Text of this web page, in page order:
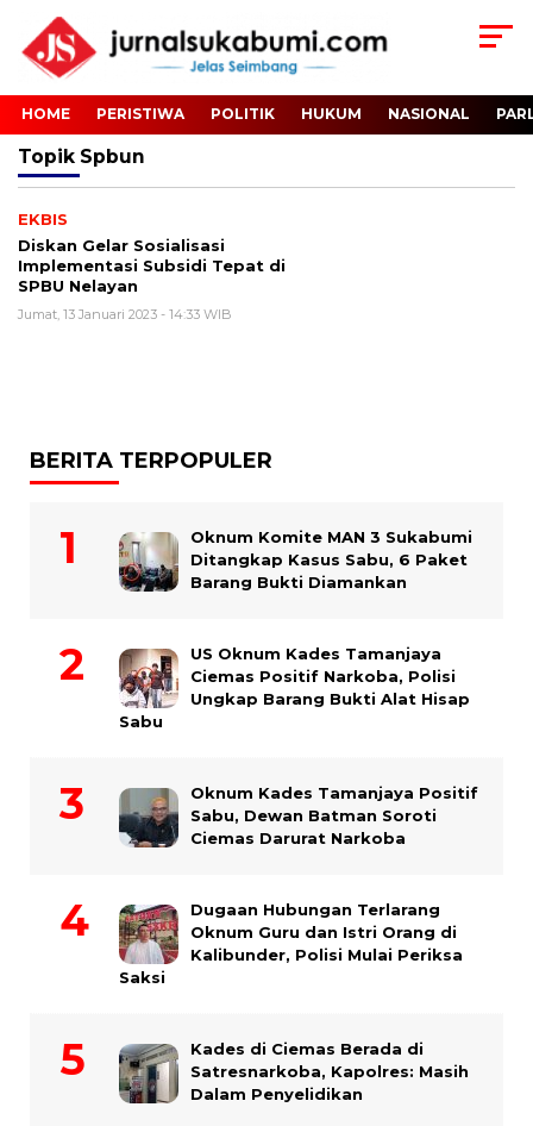
HOME PERISTIWA POLITIK HUKUM NASIONAL
Topik Spbun
EKBIS
Diskan Gelar Sosialisasi
Implementasi Subsidi Tepat di
SPBU Nelayan
Jumat, 13 Januari 2023 - 14:33 WIB
BERITA TERPOPULER
Oknum Komite MAN 3 Sukabumi
Ditangkap Kasus Sabu, 6 Paket
Barang Bukti Diamankan
US Oknum Kades Tamanjaya
Ciemas Positif Narkoba, Polisi
Ungkap Barang Bukti Alat Hisap
Sabu
Oknum Kades Tamanjaya Positif
Sabu, Dewan Batman Soroti
Ciemas Darurat Narkoba
Dugaan Hubungan Terlarang
Oknum Guru dan Istri Orang di
Kalibunder, Polisi Mulai Periksa
Saksi
Kades di Ciemas Berada di
Satresnarkoba, Kapolres: Masih
Dalam Penyelidikan